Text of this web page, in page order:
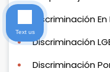
Discriminación
Discriminación
Discriminación
Text us